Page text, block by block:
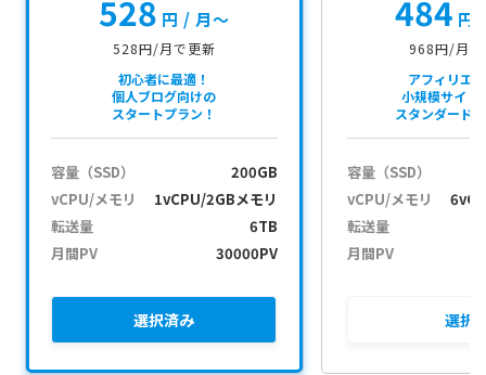
528 円 / 月〜
528円/月で更新
初心者に最適！
個人ブログ向けの
スタートプラン！
容量（SSD）
200GB
vCPU/メモリ
1vCPU/2GBメモリ
転送量
6TB
月間PV
30000PV
選択済み
484 円
968円/月で
アフィリエ
小規模サイト
スタンダード
容量（SSD）
vCPU/メモリ
転送量
月間PV
選択